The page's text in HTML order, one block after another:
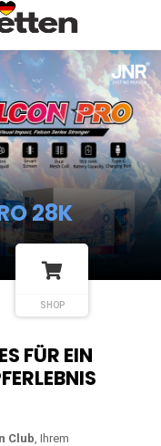
MAX
SHOP
FÜR EIN
Club, Ihrem